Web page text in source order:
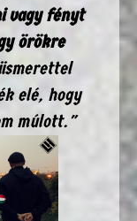
vagy fényt
örökre
elé, hogy
múlott."